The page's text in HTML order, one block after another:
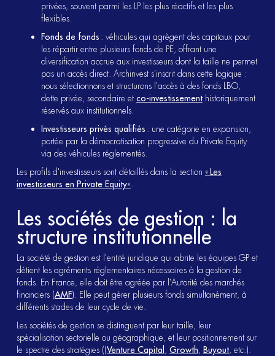
privées, souvent parmi les LP les plus réactifs et les plus
flexibles.
Fonds de fonds : véhicules qui agrègent des capitaux pour
les répartir entre plusieurs fonds de PE, offrant une
diversification accrue aux investisseurs dont la taille ne permet
pas un accès direct. Archinvest s'inscrit dans cette logique :
nous sélectionnons et structurons l'accès à des fonds LBO,
dette privée, secondaire et co-investissementhistoriquement
réservés aux institutionnels.
Investisseurs privés qualifiés : une catégorie en expansion,
portée par la démocratisation progressive du Private Equity
via des véhicules réglementés.
Les profils d'investisseurs sont détaillés dans la section «Les
investisseurs en Private Equity».
Les sociétés de gestion : la
structure institutionnelle
La société de gestion est l'entité juridique qui abrite les équipes GP et
détient les agréments réglementaires nécessaires à la gestion de
fonds. En France, elle doit être agréée par l'Autorité des marchés
financiers (AMF). Elle peut gérer plusieurs fonds simultanément, à
différents stades de leur cycle de vie.
Les sociétés de gestion se distinguent par leur taille, leur
spécialisation sectorielle ou géographique, et leur positionnement sur
le spectre des stratégies ((Venture Capital , Growth, Buyout, etc.).